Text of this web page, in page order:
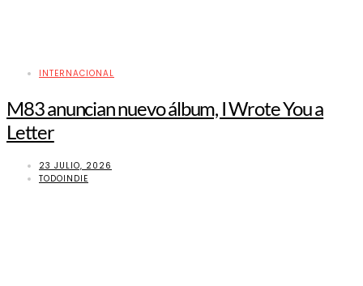
INTERNACIONAL
M83 anuncian nuevo álbum, I Wrote You a
Letter
23 JULIO, 2026
TODOINDIE